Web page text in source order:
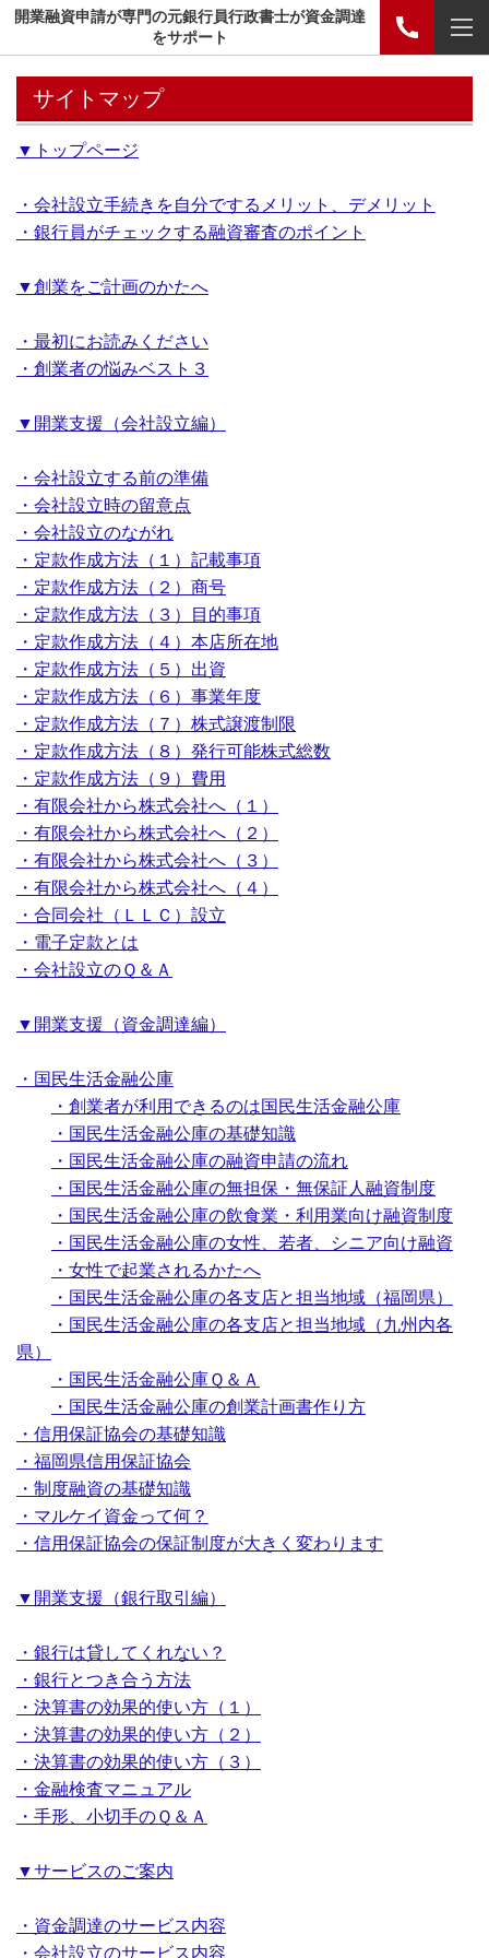
開業融資申請が専門の元銀行員行政書士が資金調達
をサポート
サイトマップ
▼トップページ
・会社設立手続きを自分でするメリット、デメリット
・銀行員がチェックする融資審査のポイント
▼創業をご計画のかたへ
・最初にお読みください
・創業者の悩みベスト３
▼開業支援（会社設立編）
・会社設立する前の準備
・会社設立時の留意点
・会社設立のながれ
・定款作成方法（１）記載事項
・定款作成方法（２）商号
・定款作成方法（３）目的事項
・定款作成方法（４）本店所在地
・定款作成方法（５）出資
・定款作成方法（６）事業年度
・定款作成方法（７）株式譲渡制限
・定款作成方法（８）発行可能株式総数
・定款作成方法（９）費用
・有限会社から株式会社へ（１）
・有限会社から株式会社へ（２）
・有限会社から株式会社へ（３）
・有限会社から株式会社へ（４）
・合同会社（ＬＬＣ）設立
・電子定款とは
・会社設立のＱ＆Ａ
▼開業支援（資金調達編）
・国民生活金融公庫
・創業者が利用できるのは国民生活金融公庫
・国民生活金融公庫の基礎知識
・国民生活金融公庫の融資申請の流れ
・国民生活金融公庫の無担保・無保証人融資制度
・国民生活金融公庫の飲食業・利用業向け融資制度
・国民生活金融公庫の女性、若者、シニア向け融資
・女性で起業されるかたへ
・国民生活金融公庫の各支店と担当地域（福岡県）
・国民生活金融公庫の各支店と担当地域（九州内各
県）
・国民生活金融公庫Ｑ＆Ａ
・国民生活金融公庫の創業計画書作り方
・信用保証協会の基礎知識
・福岡県信用保証協会
・制度融資の基礎知識
・マルケイ資金って何？
・信用保証協会の保証制度が大きく変わります
▼開業支援（銀行取引編）
・銀行は貸してくれない？
・銀行とつき合う方法
・決算書の効果的使い方（１）
・決算書の効果的使い方（２）
・決算書の効果的使い方（３）
・金融検査マニュアル
・手形、小切手のＱ＆Ａ
▼サービスのご案内
・資金調達のサービス内容
・会社設立のサービス内容